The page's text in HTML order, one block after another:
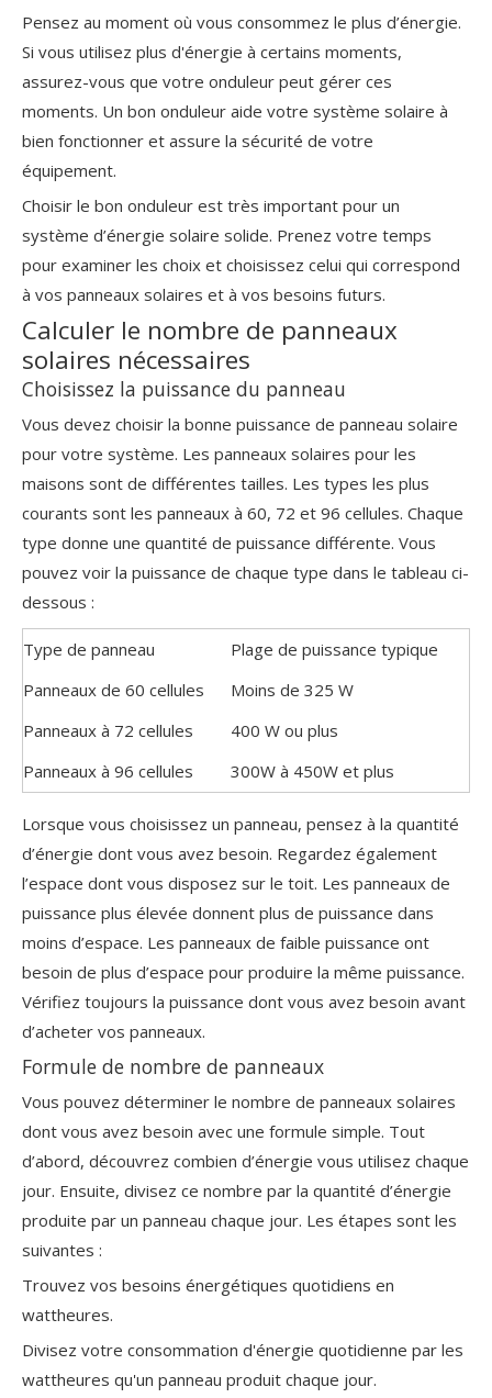
Pensez au moment où vous consommez le plus d’énergie.
Si vous utilisez plus d'énergie à certains moments,
assurez-vous que votre onduleur peut gérer ces
moments. Un bon onduleur aide votre système solaire à
bien fonctionner et assure la sécurité de votre
équipement.
Choisir le bon onduleur est très important pour un
système d’énergie solaire solide. Prenez votre temps
pour examiner les choix et choisissez celui qui correspond
à vos panneaux solaires et à vos besoins futurs.
Calculer le nombre de panneaux
solaires nécessaires
Choisissez la puissance du panneau
Vous devez choisir la bonne puissance de panneau solaire
pour votre système. Les panneaux solaires pour les
maisons sont de différentes tailles. Les types les plus
courants sont les panneaux à 60, 72 et 96 cellules. Chaque
type donne une quantité de puissance différente. Vous
pouvez voir la puissance de chaque type dans le tableau ci-
dessous :
Type de panneau
Plage de puissance typique
Panneaux de 60 cellules
Moins de 325 W
Panneaux à 72 cellules
400 W ou plus
Panneaux à 96 cellules
300W à 450W et plus
Lorsque vous choisissez un panneau, pensez à la quantité
d’énergie dont vous avez besoin. Regardez également
l’espace dont vous disposez sur le toit. Les panneaux de
puissance plus élevée donnent plus de puissance dans
moins d’espace. Les panneaux de faible puissance ont
besoin de plus d’espace pour produire la même puissance.
Vérifiez toujours la puissance dont vous avez besoin avant
d’acheter vos panneaux.
Formule de nombre de panneaux
Vous pouvez déterminer le nombre de panneaux solaires
dont vous avez besoin avec une formule simple. Tout
d’abord, découvrez combien d’énergie vous utilisez chaque
jour. Ensuite, divisez ce nombre par la quantité d’énergie
produite par un panneau chaque jour. Les étapes sont les
suivantes :
Trouvez vos besoins énergétiques quotidiens en
wattheures.
Divisez votre consommation d'énergie quotidienne par les
wattheures qu'un panneau produit chaque jour.